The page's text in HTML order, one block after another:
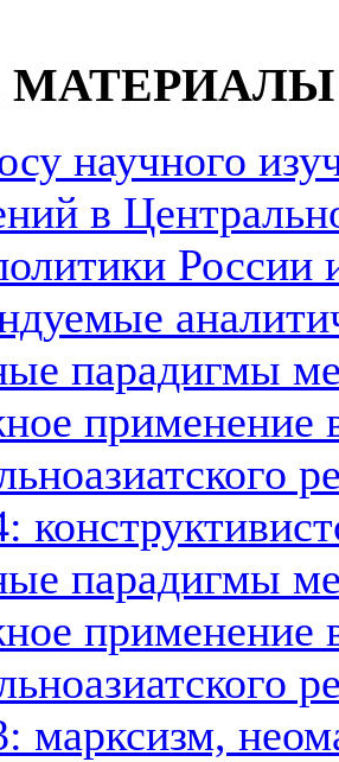
научного
в
России
парадигмы
применение
парадигмы
применение
марксизм,